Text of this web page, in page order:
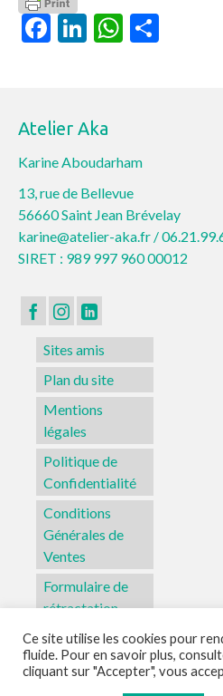
Facebook
LinkedIn
Atelier Aka
Karine Aboudarham
13, rue de Bellevue
56660 Saint Jean Brévelay
karine@atelier-aka.fr /
SIRET : 989 997 960 00012
Sites amis
Plan du site
Mentions
légales
Politique de
Confidentialité
Conditions
Générales de
Ventes
Formulaire de
rétractation
Sites amis Plan du site Mentions
Ce site utilise les cookies pour
fluide. Pour en savoir plus,
cliquant sur "Accepter", vous